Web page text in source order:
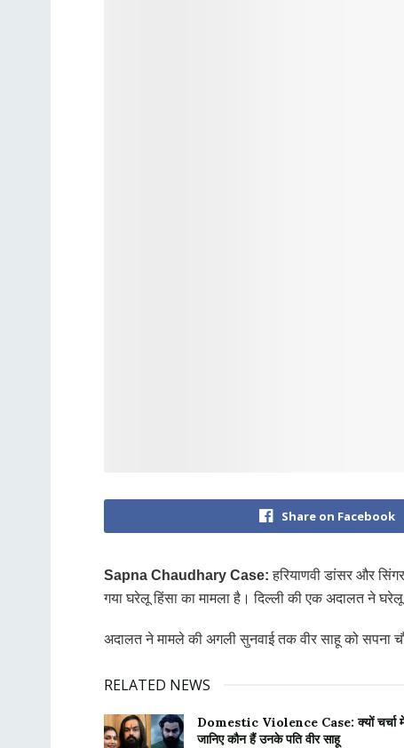
Share on Facebook
Sapna Chaudhary Case:हरियाणवी डांसर और
गया घरेलू हिंसा का मामला है। दिल्ली की एक अदालत ने
अदालत ने मामले की अगली सुनवाई तक वीर साहू को सपना
RELATED NEWS
Domestic Violence Case: क्यों चर्चा में
जानिए कौन हैं उनके पति वीर साहू